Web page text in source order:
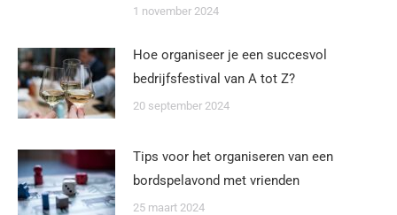
1 november 2024
Hoe organiseer je een succesvol
bedrijfsfestival van A tot Z?
20 september 2024
Tips voor het organiseren van een
bordspelavond met vrienden
25 maart 2024